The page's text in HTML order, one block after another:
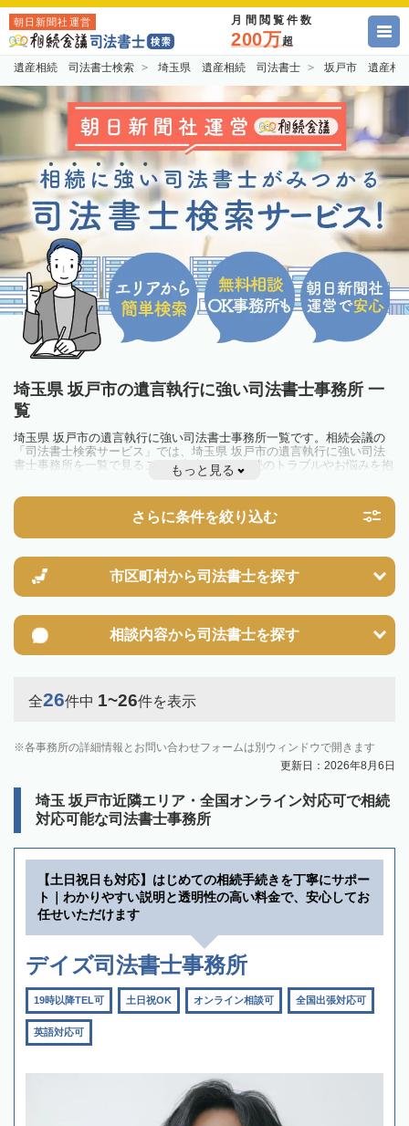
朝日新聞社運営 月間閲覧件数
200万超
遺産相続 司法書士検索 埼玉県 遺産相続 司法書士 坂戸市 遺産相
埼玉県 坂戸市の遺言執行に強い司法書士事務所 一
覧
埼玉県 坂戸市の遺言執行に強い司法書士事務所一覧です。相続会議の
「司法書士検索サービス」では、埼玉県 坂戸市の遺言執行に強い司法
書士事務所を一覧で見ることが出来ます。相続のトラブルやお悩みを抱
えている方は一度近隣の司法書士に相談してみましょう。
もっと見る
さらに条件を絞り込む
市区町村から司法書士を探す
相談内容から司法書士を探す
全26件中 1~26件を表示
各事務所の詳細情報とお問い合わせフォームは別ウィンドウで開きます
更新日：2026年8月6日
埼玉 坂戸市近隣エリア・全国オンライン対応可で相続
対応可能な司法書士事務所
【土日祝日も対応】はじめての相続手続きを丁寧にサポー
ト｜わかりやすい説明と透明性の高い料金で、安心してお
任せいただけます
デイズ司法書士事務所
19時以降TEL可 土日祝OK オンライン相談可 全国出張対応可
英語対応可